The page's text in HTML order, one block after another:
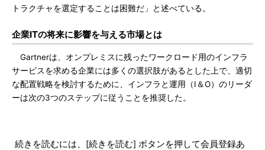
トラクチャを選定することは困難だ」と述べている。
企業ITの将来に影響を与える市場とは
Gartnerは、オンプレミスに残ったワークロード用のインフラ
サービスを求める企業には多くの選択肢があるとした上で、適切
な配置戦略を検討するために、インフラと運用（I＆O）のリーダ
ーは次の3つのステップに従うことを推奨した。
続きを読むには、[続きを読む] ボタンを押して会員登録あ